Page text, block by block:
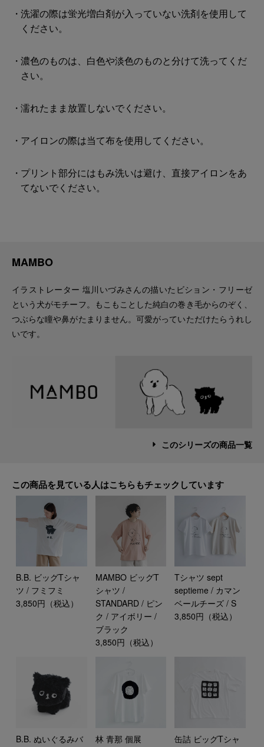
洗濯の際は蛍光増白剤が入っていない洗剤を使用して
ください。
濃色のものは、白色や淡色のものと分けて洗ってくだ
さい。
濡れたまま放置しないでください。
アイロンの際は当て布を使用してください。
プリント部分にはもみ洗いは避け、直接アイロンをあ
てないでください。
MAMBO
イラストレーター 塩川いづみさんの描いたビション・フリーゼ
という犬がモチーフ。もこもことした純白の巻き毛からのぞく、
つぶらな瞳や鼻がたまりません。可愛がっていただけたらうれし
いです。
このシリーズの商品一覧
この商品を見ている人はこちらもチェックしています
B.B. ビッグTシャ
ツ / フミフミ
3,850円（税込）
MAMBO ビッグT
シャツ /
STANDARD / ピン
ク / アイボリー /
ブラック
3,850円（税込）
Tシャツ sept
septieme / カマン
ベールチーズ / S
3,850円（税込）
B.B. ぬいぐるみバ
林 青那 個展
缶詰 ビッグTシャ